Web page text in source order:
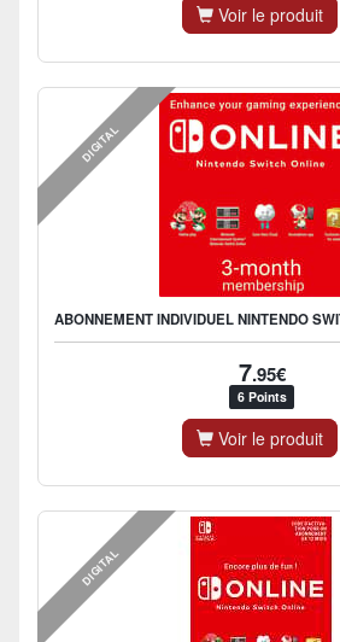
Voir le produit
7.95€
6 Points
Voir le produit
DIGITAL
DIGITAL